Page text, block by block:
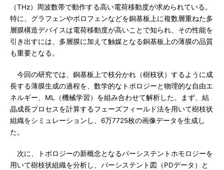
（THz）周波数帯で動作する高い電荷移動度が求められている。
特に、グラフェンやボロフェンなどを銅基板上に複数層重ねた多
層膜構造デバイスは電荷移動度が高いことで知られ、その性能を
引き出すには、多層膜に加えて触媒となる銅基板上の薄膜の品質
も重要となる。
今回の研究では、銅基板上で枝分かれ（樹枝状）するように成
長する薄膜生成の過程を、数学的なトポロジーと物理的な自由エ
ネルギー、ML（機械学習）を組み合わせて解析した。まず、結
晶成長プロセスを計算するフェーズフィールド法を用いて樹枝状
組織をシミュレーションし、6万7725枚の画像データを生成し
た。
次に、トポロジーの新概念となるパーシステントホモロジーを
用いて樹枝状組織を分析し、パーシステント図（PDデータ）と